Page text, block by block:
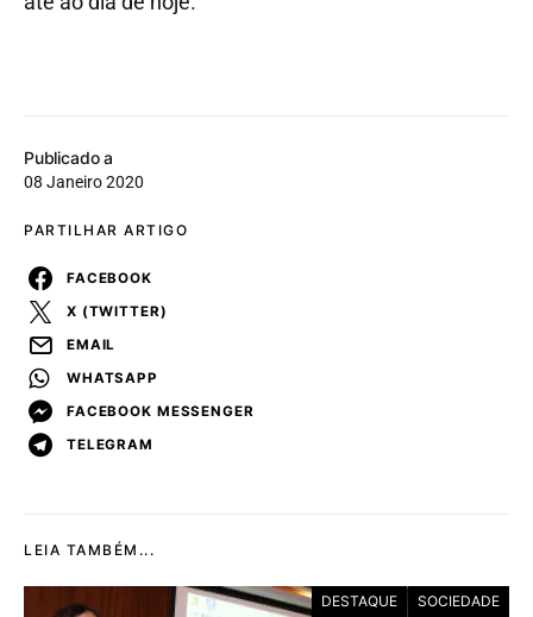
Publicado a
08 Janeiro 2020
PARTILHAR ARTIGO
FACEBOOK
X (TWITTER)
EMAIL
WHATSAPP
FACEBOOK MESSENGER
TELEGRAM
LEIA TAMBÉM...
DESTAQUE SOCIEDADE